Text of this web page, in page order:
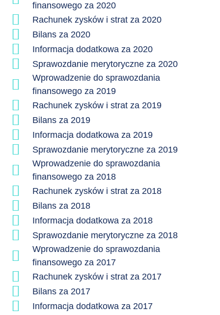
finansowego za 2020
Rachunek zysków i strat za 2020
Bilans za 2020
Informacja dodatkowa za 2020
Sprawozdanie merytoryczne za 2020
Wprowadzenie do sprawozdania
finansowego za 2019
Rachunek zysków i strat za 2019
Bilans za 2019
Informacja dodatkowa za 2019
Sprawozdanie merytoryczne za 2019
Wprowadzenie do sprawozdania
finansowego za 2018
Rachunek zysków i strat za 2018
Bilans za 2018
Informacja dodatkowa za 2018
Sprawozdanie merytoryczne za 2018
Wprowadzenie do sprawozdania
finansowego za 2017
Rachunek zysków i strat za 2017
Bilans za 2017
Informacja dodatkowa za 2017